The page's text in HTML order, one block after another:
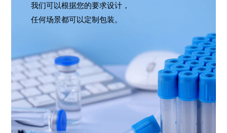
我们可以根据您的要求设计，
任何场景都可以定制包装。